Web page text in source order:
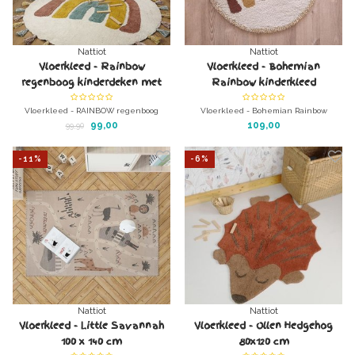
Nattiot
Vloerkleed - Rainbow
regenboog kinderdeken met
kwastjes
Vloerkleed - RAINBOW regenboog
kinderdeken met kwastjes
Wasbaar in de wasmachine
99,90 99,00
Nattiot
Vloerkleed - Bohemian
Rainbow kinderkleed
regenboog
Vloerkleed - Bohemian Rainbow
kinderkleed regenboog
Wasbaar in de wasmachine
109,00
-11%
Nattiot
Vloerkleed - Little Savannah
100 x 140 cm
-6%
Nattiot
Vloerkleed - Ollen Hedgehog
80x120 cm